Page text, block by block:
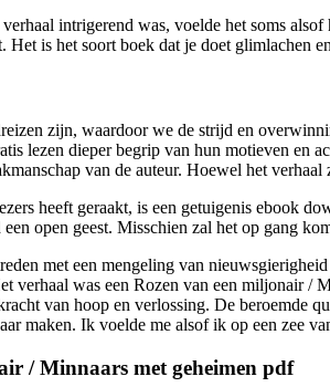
intrigerend was, voelde het soms
Het is het soort boek dat je doet glimlachen
zijn, waardoor we de strijd en
lezen dieper begrip van hun motieven en
van de auteur. Hoewel het
heeft geraakt, is een getuigenis ebook
open geest. Misschien zal het op gang
met een mengeling van
verhaal was een Rozen van een miljonair /
van hoop en verlossing. De beroemde
maken. Ik voelde me alsof ik op een zee
/ Minnaars met geheimen pdf